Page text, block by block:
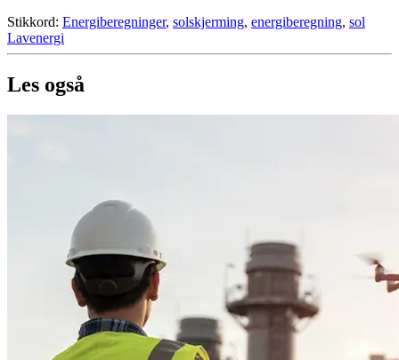
Stikkord: Energiberegninger, solskjerming, energiberegning, sol
Lavenergi
Les også